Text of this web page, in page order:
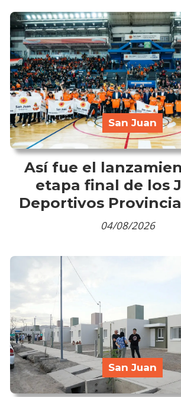
Así fue el
etapa final de los
Deportivos
San Juan
04/08/2026
San Juan